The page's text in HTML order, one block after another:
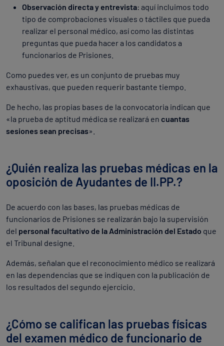
Observación directa y entrevista: aquí incluimos todo
tipo de comprobaciones visuales o táctiles que pueda
realizar el personal médico, así como las distintas
preguntas que pueda hacer a los candidatos a
funcionarios de Prisiones.
Como puedes ver, es un conjunto de pruebas muy
exhaustivas, que pueden requerir bastante tiempo.
De hecho, las propias bases de la convocatoria indican que
«la prueba de aptitud médica se realizará en cuantas
sesiones sean precisas».
¿Quién realiza las pruebas médicas en la
oposición de Ayudantes de II.PP.?
De acuerdo con las bases, las pruebas médicas de
funcionarios de Prisiones se realizarán bajo la supervisión
del personal facultativo de la Administración del Estado que
el Tribunal designe.
Además, señalan que el reconocimiento médico se realizará
en las dependencias que se indiquen con la publicación de
los resultados del segundo ejercicio.
¿Cómo se califican las pruebas físicas
del examen médico de funcionario de